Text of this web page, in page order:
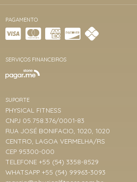
PAGAMENTO
SERVIÇOS FINANCEIROS
SUPORTE
PHYSICAL FITNESS
CNPJ 05.758.376/0001-83
RUA JOSÉ BONIFACIO, 1020, 1020
CENTRO, LAGOA VERMELHA/RS
CEP 95300-000
TELEFONE +55 (54) 3358-8529
WHATSAPP +55 (54) 99963-3093